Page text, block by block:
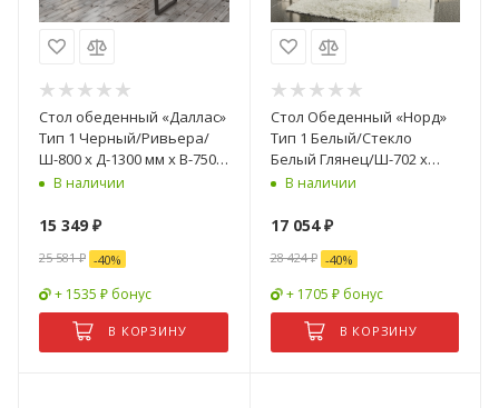
Стол обеденный «Даллас»
Тип 1 Черный/Ривьера/
Ш-800 x Д-1300 мм x В-750
ммВ наличии
15 349 ₽
25 581₽ -40%
+ 1535 ₽ бонус
В КОРЗИНУ
Стол Обеденный «Норд»
Тип 1 Белый/Стекло
Белый Глянец/Ш-702 x
Д-1102/2106 мм x В-750 мм
В наличии
17 054₽
28 424₽ -40%
+ 1705 ₽ бонус
В КОРЗИНУ